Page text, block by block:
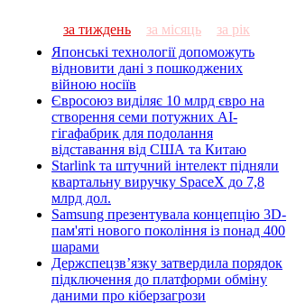
за тиждень за місяць
за рік
Японські технології допоможуть
відновити дані з пошкоджених
війною носіїв
Євросоюз виділяє 10 млрд євро на
створення семи потужних AI-
гігафабрик для подолання
відставання від США та Китаю
Starlink та штучний інтелект підняли
квартальну виручку SpaceX до 7,8
млрд дол.
Samsung презентувала концепцію 3D-
пам'яті нового покоління із понад 400
шарами
Держспецзв’язку затвердила порядок
підключення до платформи обміну
даними про кіберзагрози